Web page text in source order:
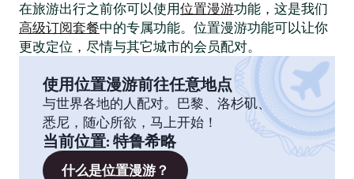
在旅游出行之前你可以使用位置漫游功能，这是我们
高级订阅套餐中的专属功能。位置漫游功能可以让你
更改定位，尽情与其它城市的会员配对。
使用位置漫游前往任意地点
与世界各地的人配对。巴黎、洛杉矶、
悉尼，随心所欲，马上开始！
当前位置: 特鲁希略
什么是位置漫游？